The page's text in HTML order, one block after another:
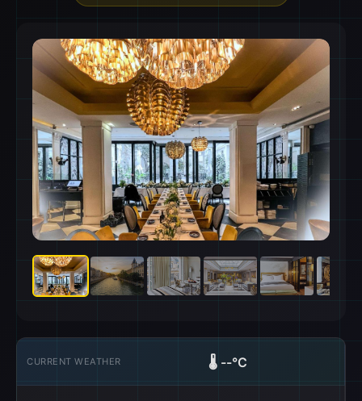
CURRENT WEATHER 🌡️ --°C